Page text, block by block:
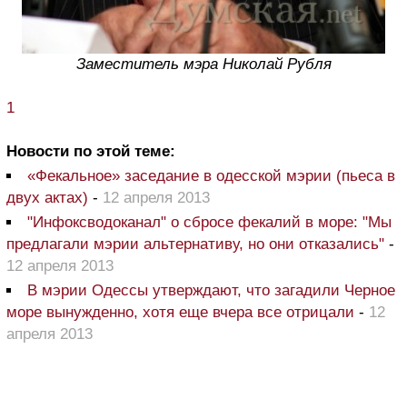
Заместитель мэра Николай Рубля
1
Новости по этой теме:
«Фекальное» заседание в одесской мэрии (пьеса в
двух актах) - 12 апреля 2013
"Инфоксводоканал" о сбросе фекалий в море: "Мы
предлагали мэрии альтернативу, но они отказались" -
12 апреля 2013
В мэрии Одессы утверждают, что загадили Черное
море вынужденно, хотя еще вчера все отрицали - 12
апреля 2013